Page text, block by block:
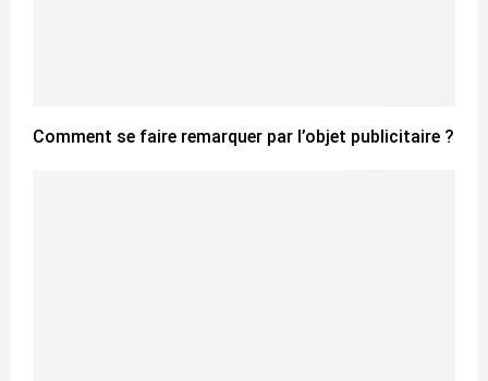
Comment se faire remarquer par l’objet publicitaire ?